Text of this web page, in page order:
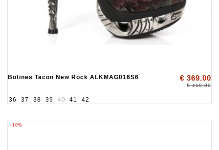
Botines Tacon New Rock ALKMAG016S6 € 369.00
€ 410.00
36 37 38 39 40 41 42
-10%